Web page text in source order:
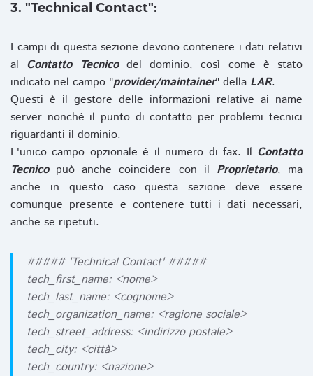
3. "Technical Contact":
I campi di questa sezione devono contenere i dati relativi
al Contatto Tecnicodel dominio, così come è stato
indicato nel campo "provider/maintainer" della LAR.
Questi è il gestore delle informazioni relative ai name
server nonchè il punto di contatto per problemi tecnici
riguardanti il dominio.
L'unico campo opzionale è il numero di fax. Il Contatto
Tecnicopuò anche coincidere con il Proprietario, ma
anche in questo caso questa sezione deve essere
comunque presente e contenere tutti i dati necessari,
anche se ripetuti.
##### 'Technical Contact' #####
tech_first_name: <nome>
tech_last_name: <cognome>
tech_organization_name: <ragione sociale>
tech_street_address: <indirizzo postale>
tech_city: <città>
tech_country: <nazione>